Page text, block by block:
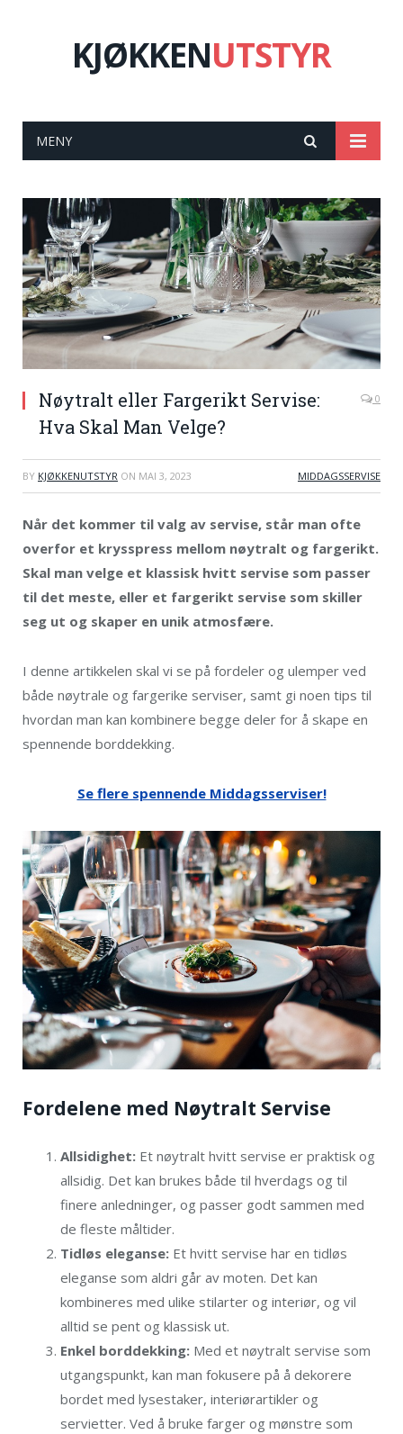
KJØKKENUTSTYR
MENY
Nøytralt eller Fargerikt Servise:
Hva Skal Man Velge?
0
BY KJØKKENUTSTYR ON MAI 3, 2023 MIDDAGSSERVISE
Når det kommer til valg av servise, står man ofte
overfor et krysspress mellom nøytralt og fargerikt.
Skal man velge et klassisk hvitt servise som passer
til det meste, eller et fargerikt servise som skiller
seg ut og skaper en unik atmosfære.
I denne artikkelen skal vi se på fordeler og ulemper ved
både nøytrale og fargerike serviser, samt gi noen tips til
hvordan man kan kombinere begge deler for å skape en
spennende borddekking.
Se flere spennende Middagsserviser!
Fordelene med Nøytralt Servise
Allsidighet: Et nøytralt hvitt servise er praktisk og
allsidig. Det kan brukes både til hverdags og til
finere anledninger, og passer godt sammen med
de fleste måltider.
Tidløs eleganse: Et hvitt servise har en tidløs
eleganse som aldri går av moten. Det kan
kombineres med ulike stilarter og interiør, og vil
alltid se pent og klassisk ut.
Enkel borddekking: Med et nøytralt servise som
utgangspunkt, kan man fokusere på å dekorere
bordet med lysestaker, interiørartikler og
servietter. Ved å bruke farger og mønstre som